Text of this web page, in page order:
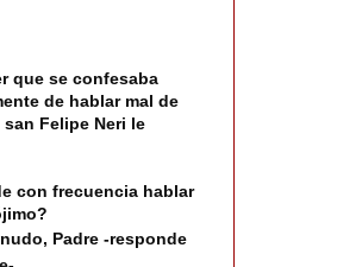
que se confesaba
de hablar mal de
san Felipe Neri le
con frecuencia hablar
Padre -responde